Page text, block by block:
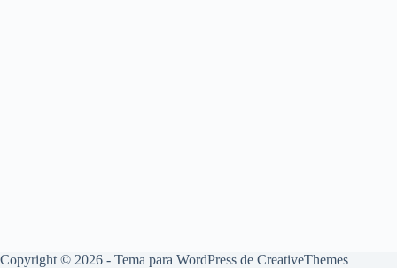
Copyright © 2026 - Tema para WordPress de CreativeThemes